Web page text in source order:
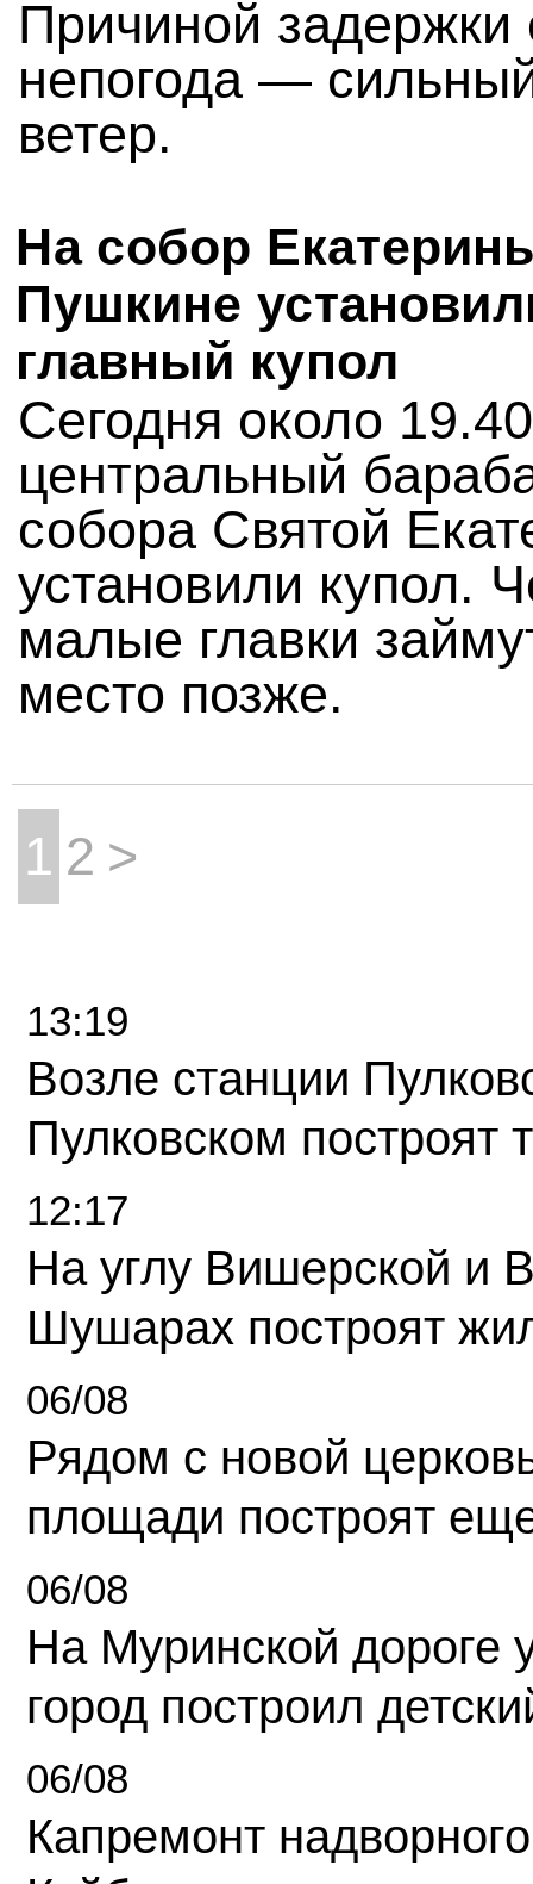
Причиной задержки
непогода —
ветер.
На собор
Пушкине
главный купол
Сегодня около
центральный
собора Святой
установили купол.
малые главки
место позже.
1 2 >
13:19
Возле станции
Пулковском построят
12:17
На углу Вишерской и
Шушарах построят
06/08
Рядом с новой
площади построят
06/08
На Муринской дороге
город построил
06/08
Капремонт